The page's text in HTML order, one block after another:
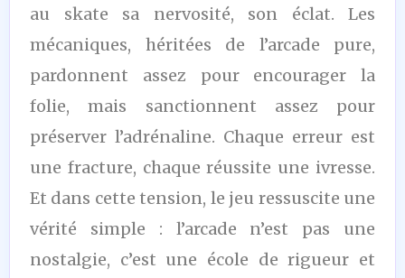
au skate sa nervosité, son éclat. Les
mécaniques, héritées de l’arcade pure,
pardonnent assez pour encourager la
folie, mais sanctionnent assez pour
préserver l’adrénaline. Chaque erreur est
une fracture, chaque réussite une ivresse.
Et dans cette tension, le jeu ressuscite une
vérité simple : l’arcade n’est pas une
nostalgie, c’est une école de rigueur et